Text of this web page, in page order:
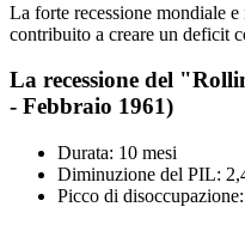
La forte recessione mondiale
contribuito a creare un deficit
La recessione del
- Febbraio 1961)
Durata: 10 mesi
Diminuzione del PIL:
Picco di